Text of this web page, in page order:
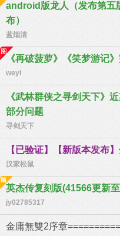
android版龙人（发布第五
布）
蓝烟清
《再破菠萝》《笑梦游记
weyl
《武林群侠之寻剑天下》
部分问题
寻剑天下
【已验证】【新版本发布
汉家松鼠
英杰传复刻版(41566更新
jy02785317
金庸無雙2序章